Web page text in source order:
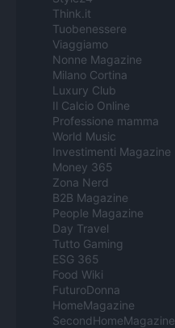
Think.it
Tuobenessere
Viaggiamo
Nonne Magazine
Milano Cortina
Luxury Club
Il Calcio Online
Professione mamma
World Music
Investimenti Magazine
Money 365
Zona Nerd
B2B Magazine
People Magazine
Day Travel
Tutto Gaming
ESG 365
Food Wiki
FuturoDonna
HomeMagazine
SecondHomeMagazine